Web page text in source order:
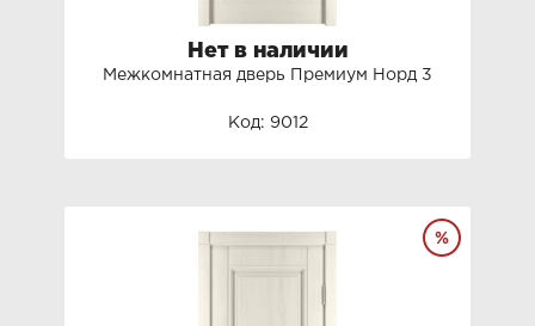
Нет в наличии
Межкомнатная дверь Премиум Норд 3
Код: 9012